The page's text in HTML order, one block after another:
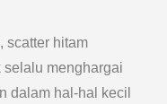
scatter hitam
menghargai
dalam hal-hal kecil